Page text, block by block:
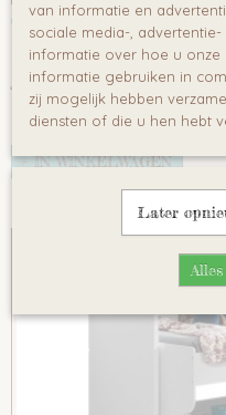
Vipack Alex complete
Super stoere uitstraling!
€ 2.559,00
Op voorraad
IN WINKELWAGEN
van informatie en
sociale media-,
informatie over hoe u onze
informatie gebruiken in
zij mogelijk hebben
diensten of die u hen hebt
Later